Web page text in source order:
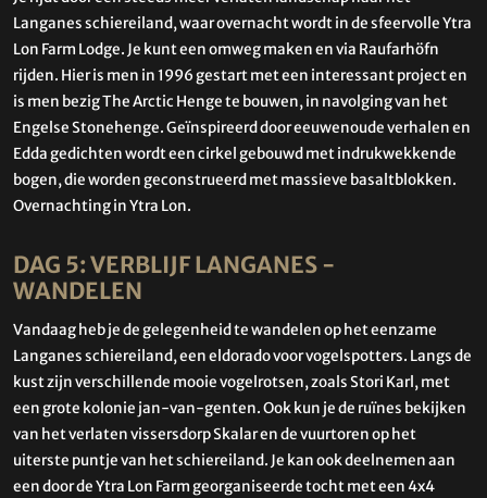
Langanes schiereiland, waar overnacht wordt in de sfeervolle Ytra
Lon Farm Lodge. Je kunt een omweg maken en via Raufarhöfn
rijden. Hier is men in 1996 gestart met een interessant project en
is men bezig The Arctic Henge te bouwen, in navolging van het
Engelse Stonehenge. Geïnspireerd door eeuwenoude verhalen en
Edda gedichten wordt een cirkel gebouwd met indrukwekkende
bogen, die worden geconstrueerd met massieve basaltblokken.
Overnachting in Ytra Lon.
DAG 5: VERBLIJF LANGANES -
WANDELEN
Vandaag heb je de gelegenheid te wandelen op het eenzame
Langanes schiereiland, een eldorado voor vogelspotters. Langs de
kust zijn verschillende mooie vogelrotsen, zoals Stori Karl, met
een grote kolonie jan-van-genten. Ook kun je de ruïnes bekijken
van het verlaten vissersdorp Skalar en de vuurtoren op het
uiterste puntje van het schiereiland. Je kan ook deelnemen aan
een door de Ytra Lon Farm georganiseerde tocht met een 4x4